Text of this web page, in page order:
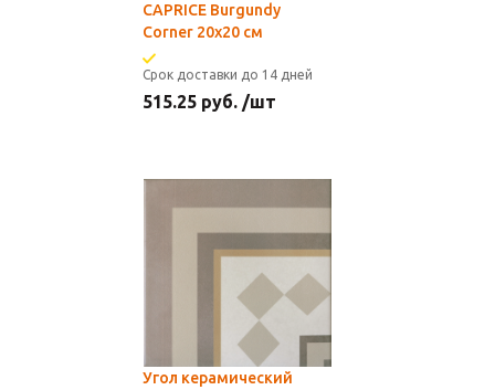
CAPRICE Burgundy
Corner 20x20 см
Срок доставки до 14 дней
515.25 руб. /шт
Угол керамический